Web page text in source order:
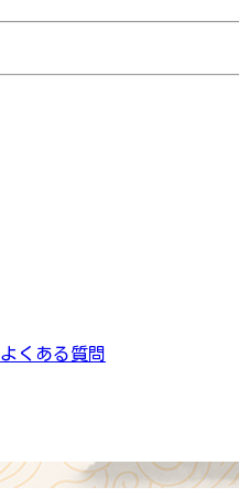
よくある質問